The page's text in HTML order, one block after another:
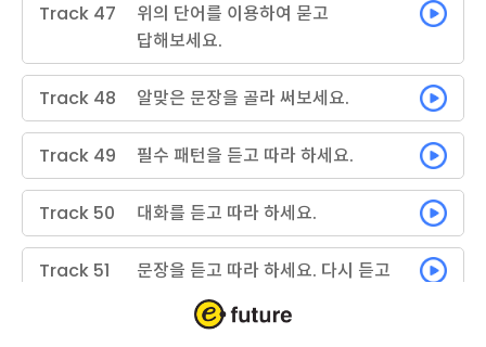
Track 47
위의 단어를 이용하여 묻고
답해보세요.
Track 48 알맞은 문장을 골라 써보세요.
Track 49 필수 패턴을 듣고 따라 하세요.
Track 50 대화를 듣고 따라 하세요.
Track 51
문장을 듣고 따라 하세요. 다시 듣고
써보세요.